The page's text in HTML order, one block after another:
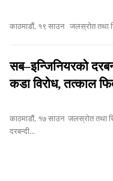
काठमाडौं, १९ साउन जलस्रोत तथा
सब–इन्जिनियरको
कडा विरोध, तत्काल
काठमाडौं, १७ साउन जलस्रोत तथा सिंचाइ विभागले सब–इन्जिनियर पदको
दरबन्दी...